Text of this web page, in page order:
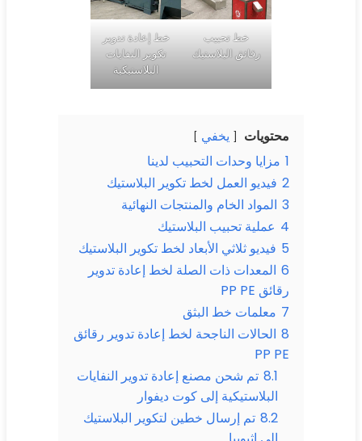
رقائق البلاستيك
خط إعادة تدوير
تكوير النفايات
يخفي
مزايا وحدات التحبيب لدينا
فيديو العمل لخط تكوير البلاستيك
المواد الخام والمنتجات النهائية
عملية تحبيب البلاستيك
فيديو ثلاثي الأبعاد لخط تكوير البلاستيك
المعدات ذات الصلة لخط إعادة تدوير
معلمات خط البثق
الحالات الناجحة لخط إعادة تدوير رقائق
تم شحن مصنع إعادة تدوير النفايات
البلاستيكية إلى كوت ديفوار
تم إرسال خطين لتكوير البلاستيك